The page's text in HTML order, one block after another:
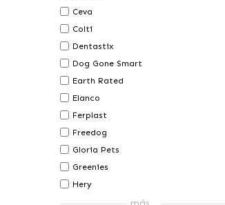
Ceva
Colti
Dentastix
Dog Gone Smart
Earth Rated
Elanco
Ferplast
Freedog
Gloria Pets
Greenies
Hery